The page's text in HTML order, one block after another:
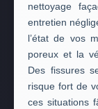
nettoyage
entretien
l’état de vos
poreux et la
Des fissures
risque fort de
ces situations